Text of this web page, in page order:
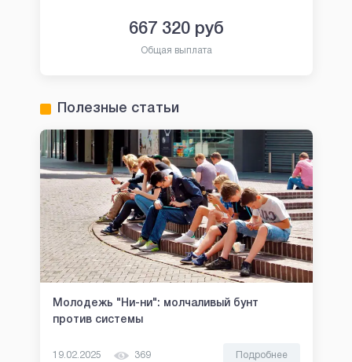
667 320руб
Общая выплата
Полезные статьи
Молодежь "Ни-ни": молчаливый бунт
против системы
19.02.2025 369 Подробнее